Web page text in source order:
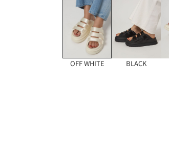
OFF WHITE BLACK